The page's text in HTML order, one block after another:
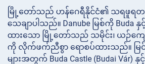
မြို့တော်သည် ဟန်ဂေရီနိုင်ငံ၏ သရဖူရတ
သေချာပါသည်။ Danube မြစ်ကို Buda နှ
ထားသော မြို့တော်သည် သမိုင်း၊ ယဉ်ကျ
ကို လိုက်ဖက်ညီစွာ ရောစပ်ထားသည်။ မြ
များအတွက် Buda Castle (Budai Vár) နှင့်